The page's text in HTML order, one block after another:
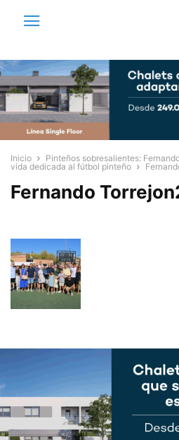
Inicio
Pinteños sobresalientes:
vida dedicada al fútbol pinteño
Fernando